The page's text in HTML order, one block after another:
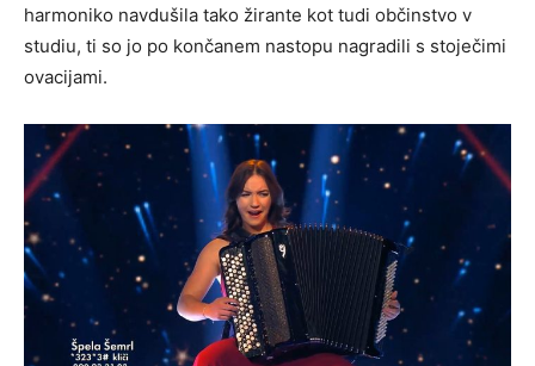
harmoniko navdušila tako žirante kot tudi občinstvo v
studiu, ti so jo po končanem nastopu nagradili s stoječimi
ovacijami.